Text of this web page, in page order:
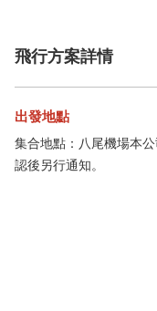
飛行方案詳情
出發地點
集合地點：八尾機場本
認後另行通知。